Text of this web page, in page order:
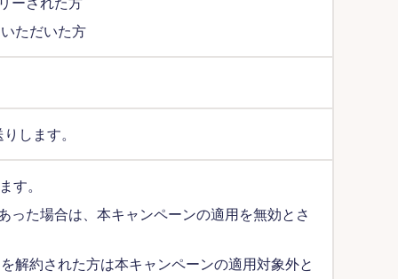
ただいた方
します。
す。
た場合は、本キャンペーンの適用を無効とさ
解約された方は本キャンペーンの適用対象外と